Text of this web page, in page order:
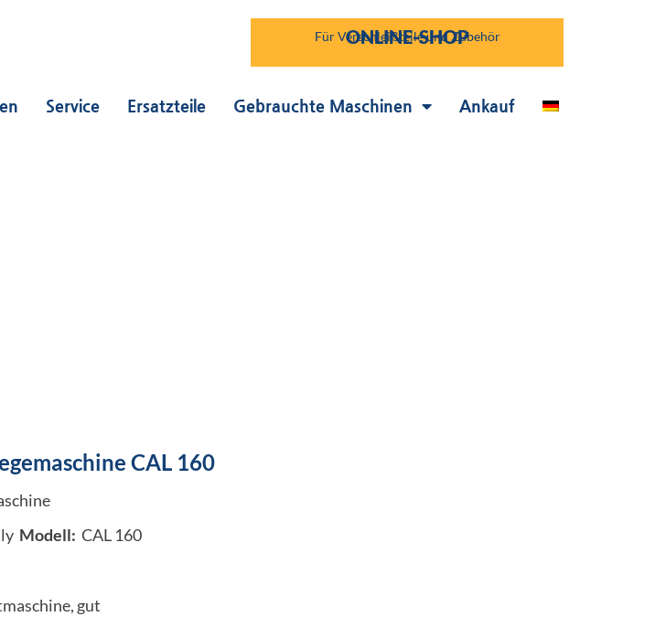
ONLINE-SHOP
Für Verschleißteile und Zubehör
Service Ersatzteile Gebrauchte Maschinen Ankauf
CAL 160
Modell: CAL 160
gut